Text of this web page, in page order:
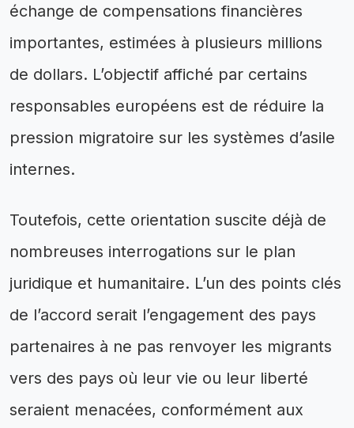
échange de compensations financières
importantes, estimées à plusieurs millions
de dollars. L’objectif affiché par certains
responsables européens est de réduire la
pression migratoire sur les systèmes d’asile
internes.
Toutefois, cette orientation suscite déjà de
nombreuses interrogations sur le plan
juridique et humanitaire. L’un des points clés
de l’accord serait l’engagement des pays
partenaires à ne pas renvoyer les migrants
vers des pays où leur vie ou leur liberté
seraient menacées, conformément aux